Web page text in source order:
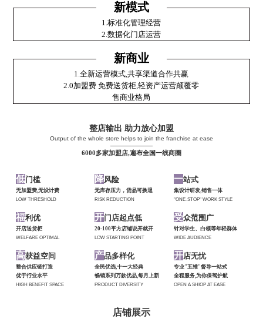
新模式
1.标准化管理经营
2.数据化门店运营
新商业
1.全新运营模式,共享渠道合作共赢
2.0加盟费 免费送货柜,轻资产运营颠覆零
售商业格局
整店输出 助力放心加盟
Output of the whole store helps to join the franchise at ease
——————
6000多家加盟店,遍布全国一线商圈
低门槛
无加盟费,无设计费
LOW THRESHOLD
降风险
无库存压力，货品可换退
RISK REDUCTION
一站式
集设计研发,销售一体
"ONE-STOP" WORK STYLE
福利优
开店送货柜
WELFARE OPTIMAL
开门店起点低
20-100平方店铺说开就开
LOW STARTING POINT
受众范围广
针对学生、白领等年轻群体
WIDE AUDIENCE
高获益空间
整合供应链打造
优于行业水平
HIGH BENEFIT SPACE
产品多样化
全民优选,十一大经典
畅销系列万款优品,每月上新
PRODUCT DIVERSITY
开店无忧
专业"五维"督导一站式
全程服务,为你保驾护航
OPEN A SHIOP AT EASE
店铺展示